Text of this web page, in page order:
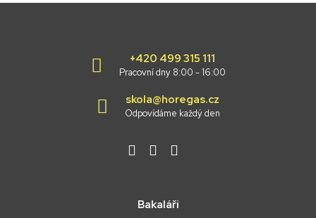
+420 499 315 111
Pracovní dny 8:00 - 16:00
skola@horegas.cz
Odpovídáme každý den
Bakaláři